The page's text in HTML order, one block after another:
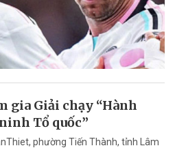
gia Giải chạy “Hành
Tổ quốc”
phường Tiến Thành, tỉnh Lâm